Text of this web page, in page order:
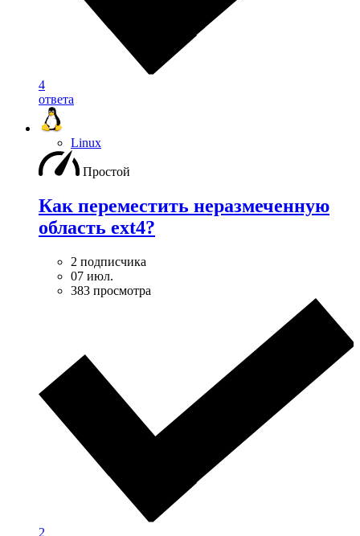
4
ответа
Linux
Простой
Как переместить неразмеченную
область ext4?
2 подписчика
07 июл.
383 просмотра
2